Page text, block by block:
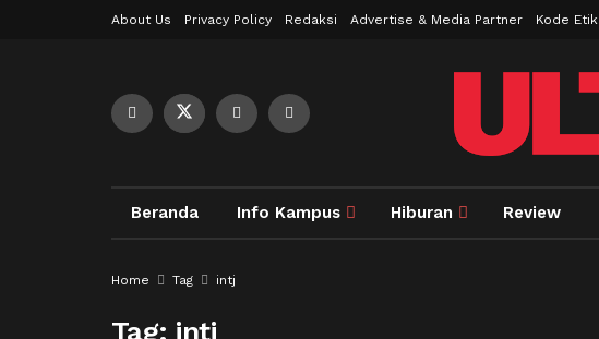
About Us Privacy Policy Redaksi Advertise & Media Partner Kode Etik
Beranda Info Kampus Hiburan Review
Home Tag intj
Tag: intj